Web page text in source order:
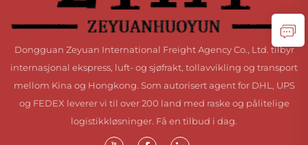
Dongguan Zeyuan International Freight Agency Co., Ltd. tilbyr
internasjonal ekspress, luft- og sjøfrakt, tollavvikling og transport
mellom Kina og Hongkong. Som autorisert agent for DHL, UPS
og FEDEX leverer vi til over 200 land med raske og pålitelige
logistikkløsninger. Få en tilbud i dag.